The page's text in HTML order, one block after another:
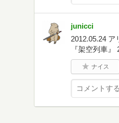
junicci
2012.05.24
『架空列車
ナイス